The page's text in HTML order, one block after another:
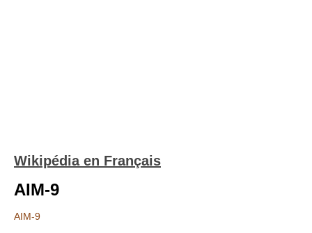
Wikipédia en Français
AIM-9
AIM-9